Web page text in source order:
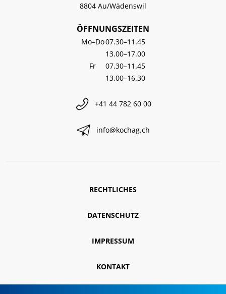
8804 Au/Wädenswil
ÖFFNUNGSZEITEN
Mo–Do07.30–11.45
13.00–17.00
Fr
07.30–11.45
13.00–16.30
+41 44 782 60 00
info@kochag.ch
RECHTLICHES
DATENSCHUTZ
IMPRESSUM
KONTAKT